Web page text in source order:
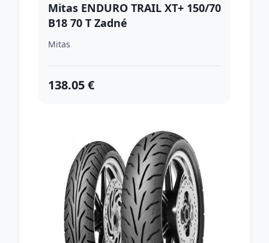
Mitas ENDURO TRAIL XT+ 150/70
B18 70 T Zadné
Mitas
138.05 €